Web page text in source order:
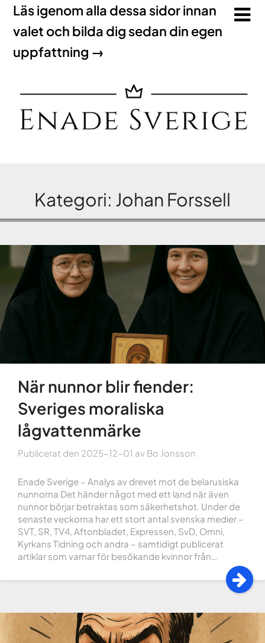
Läs igenom alla dessa sidor innan
valet och bilda dig sedan din egen
uppfattning →
Kategori: Johan Forssell
När nunnor blir fiender:
Sveriges moraliska
lågvattenmärke
Publicerat den 2025-12-01 av Bo Jonsson
Enade Sverige – Analys av drevet mot de belarusiska
nunnorna Det händer något med ett land när även
nunnor börjar betraktas som säkerhetshot. Under de
senaste veckorna har ett stort antal svenska medier –
SVT, SR, TV4, Aftonbladet, Expressen, SvD, Omni,
Kyrkans Tidning och andra – samtidigt publicerat
artiklar som varnar för besökande kvinnor från…